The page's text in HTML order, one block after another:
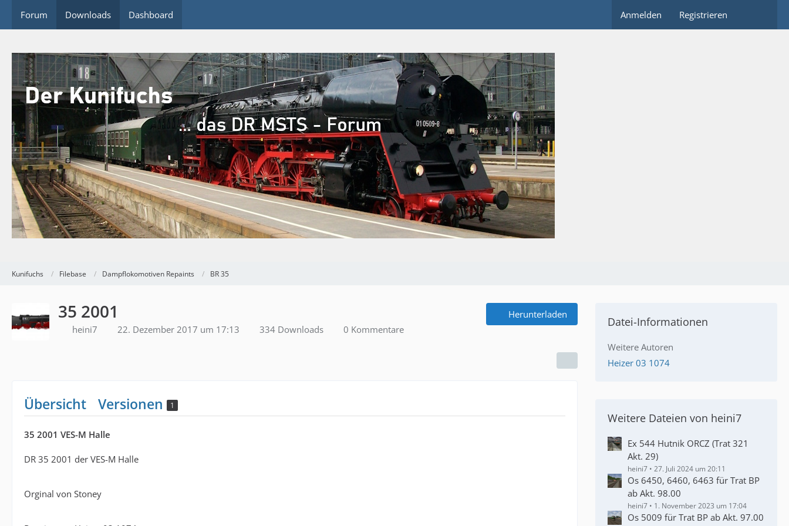
Forum Downloads Dashboard Anmelden Registrieren
Kunifuchs Filebase Dampflokomotiven Repaints BR 35
35 2001
heini7 22. Dezember 2017 um 17:13 334 Downloads 0 Kommentare
Herunterladen
Übersicht Versionen 1
35 2001 VES-M Halle
DR 35 2001 der VES-M Halle
Orginal von Stoney
Datei-Informationen
Weitere Autoren
Heizer 03 1074
Weitere Dateien von heini7
Ex 544 Hutnik ORCZ (Trat 321
Akt. 29)
heini7 27. Juli 2024 um 20:11
Os 6450, 6460, 6463 für Trat BP
ab Akt. 98.00
heini7 1. November 2023 um 17:04
Os 5009 für Trat BP ab Akt. 97.00